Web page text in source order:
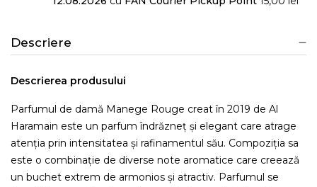
Descriere
Descrierea produsului
Parfumul de damă Manege Rouge creat în 2019 de Al
Haramain este un parfum îndrăzneț și elegant care atrage
atenția prin intensitatea și rafinamentul său. Compoziția sa
este o combinație de diverse note aromatice care creează
un buchet extrem de armonios și atractiv. Parfumul se